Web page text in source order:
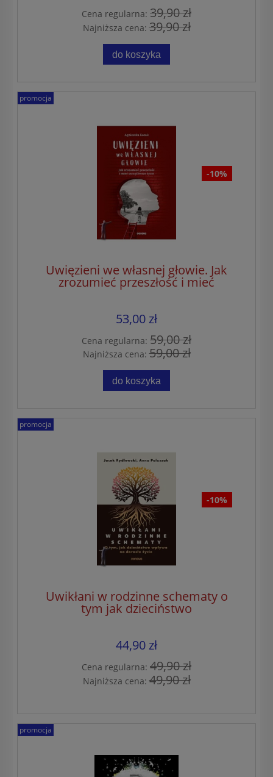
Cena regularna: 39,90 zł
Najniższa cena:39,90 zł
do koszyka
-10%
Uwięzieni we własnej głowie. Jak
zrozumieć przeszłość i mieć
szczęśliwsze życie
53,00 zł
Cena regularna: 59,00 zł
Najniższa cena:59,00 zł
do koszyka
promocja
-10%
Uwikłani w rodzinne schematy o
tym jak dzieciństwo
44,90 zł
Cena regularna: 49,90 zł
Najniższa cena:49,90 zł
promocja
promocja